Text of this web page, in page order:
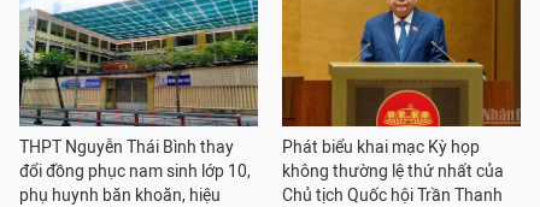
THPT Nguyễn Thái Bình thay
đổi đồng phục nam sinh lớp 10,
phụ huynh băn khoăn, hiệu
Phát biểu khai mạc Kỳ họp
không thường lệ thứ nhất của
Chủ tịch Quốc hội Trần Thanh